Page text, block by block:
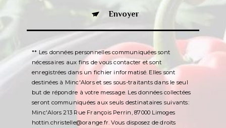
Envoyer
** Les données personnelles communiquées sont
nécessaires aux fins de vous contacter et sont
enregistrées dans un fichier informatisé. Elles sont
destinées à Minc'Alors et ses sous-traitants dans le seul
but de répondre à votre message. Les données collectées
seront communiquées aux seuls destinataires suivants:
Minc'Alors 213 Rue François Perrin, 87000 Limoges
hottin.christelle@orange.fr. Vous disposez de droits